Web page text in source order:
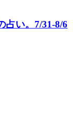
占い。7/31-8/6